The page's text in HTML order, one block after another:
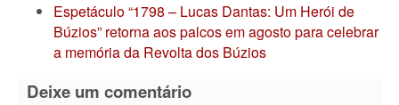
Espetáculo “1798 – Lucas Dantas: Um Herói de
Búzios” retorna aos palcos em agosto para celebrar
a memória da Revolta dos Búzios
Deixe um comentário